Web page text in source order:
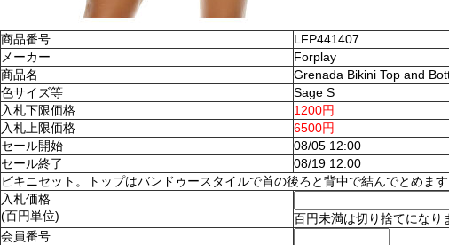
商品番号
LFP441407
メーカー
Forplay
商品名
Grenada Bikini Top and
色サイズ等
Sage S
入札下限価格
1200円
入札上限価格
6500円
セール開始
08/05 12:00
セール終了
08/19 12:00
ビキニセット。トップはバンドゥースタイルで首の後ろと背中で結んでとめま
入札価格
(百円単位)
百円未満は切り捨てになり
会員番号